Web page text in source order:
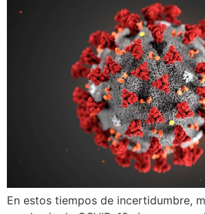
En estos tiempos de incertidumbre,